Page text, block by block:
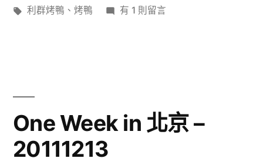
者:
標
利群烤鴨 、 烤鴨
在
有 1 則留言
One Week in 北京 –
20111213